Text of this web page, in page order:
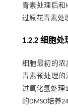
青素处理后和
过原花青素处
1.2.2 细胞处
细胞最初的浓
青素预处理的
过氧化氢处理
的DMSO培养24